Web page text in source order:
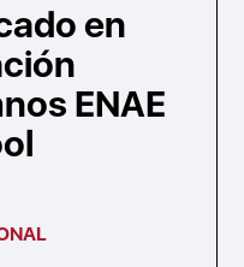
en
ENAE